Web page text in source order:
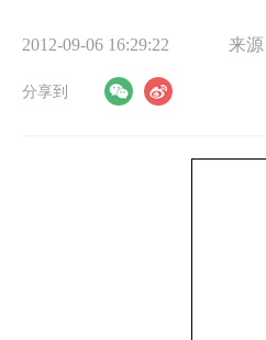
2012-09-06 16:29:22 来源
分享到